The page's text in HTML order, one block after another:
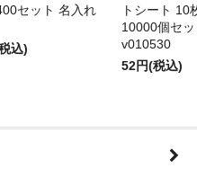
セット 名入れ
込)
トシート 10
10000個セ
v010530
52円(税込)